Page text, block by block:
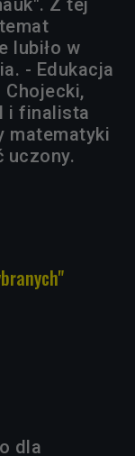
lubiło w
- Edukacja
i finalista
matematyki
uczony.
dla